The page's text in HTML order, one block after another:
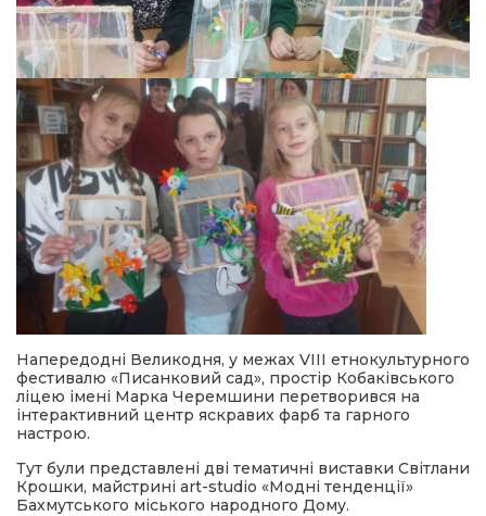
Напередодні Великодня, у межах VІІІ етнокультурного
фестивалю «Писанковий сад», простір Кобаківського
ліцею імені Марка Черемшини перетворився на
інтерактивний центр яскравих фарб та гарного
настрою.
Тут були представлені дві тематичні виставки Світлани
Крошки, майстрині art-studio «Модні тенденції»
Бахмутського міського народного Дому.